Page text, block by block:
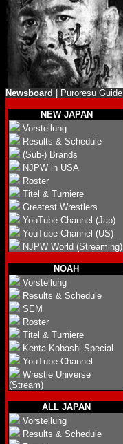
Newsboard Puroresu Guide
NEW JAPAN
Vorstellung
Results & Schedule
(Sub-) Brands
NJPW in USA
Roster
Titel & Turniere
Greatest Wrestlers
YouTube Channel (Jap)
YouTube Channel (US)
NJPW World (Streaming)
NOAH
Vorstellung
Results & Schedule
SEM
Roster
Titel & Turniere
Kenta Kobashi Special
YouTube Channel
Wrestle Universe
(Stream)
ALL JAPAN
Vorstellung
Results & Schedule